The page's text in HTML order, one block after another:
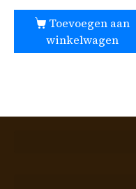
Toevoegen aan
winkelwagen